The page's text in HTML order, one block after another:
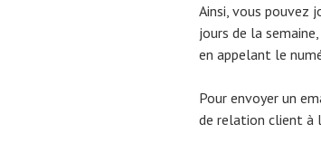
Ainsi, vous pouvez
jours de la
en appelant le
Pour envoyer un
de relation client à